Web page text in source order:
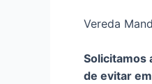
Vereda
Solicitamos
de evitar